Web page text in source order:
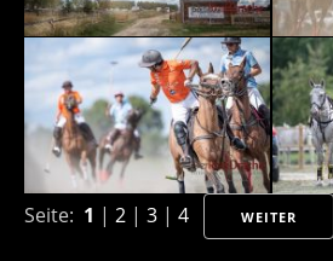
Seite: 1 | 2 | 3 | 4 WEITER